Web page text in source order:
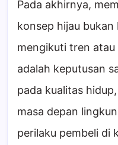
Pada akhirnya,
konsep hijau bukan
mengikuti tren
adalah keputusan
pada kualitas
masa depan
perilaku pembeli di